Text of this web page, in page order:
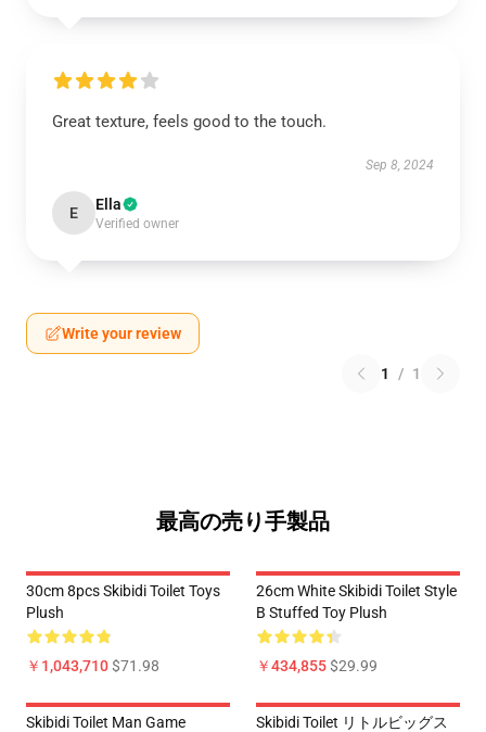
Great texture, feels good to the touch.
Sep 8, 2024
E Ella
Verified owner
Write your review
1 / 1
最高の売り手製品
30cm 8pcs Skibidi Toilet Toys
Plush
￥1,043,710$71.98
26cm White Skibidi Toilet Style
B Stuffed Toy Plush
￥434,855$29.99
Skibidi Toilet Man Game
Skibidi Toilet リトルビッグス